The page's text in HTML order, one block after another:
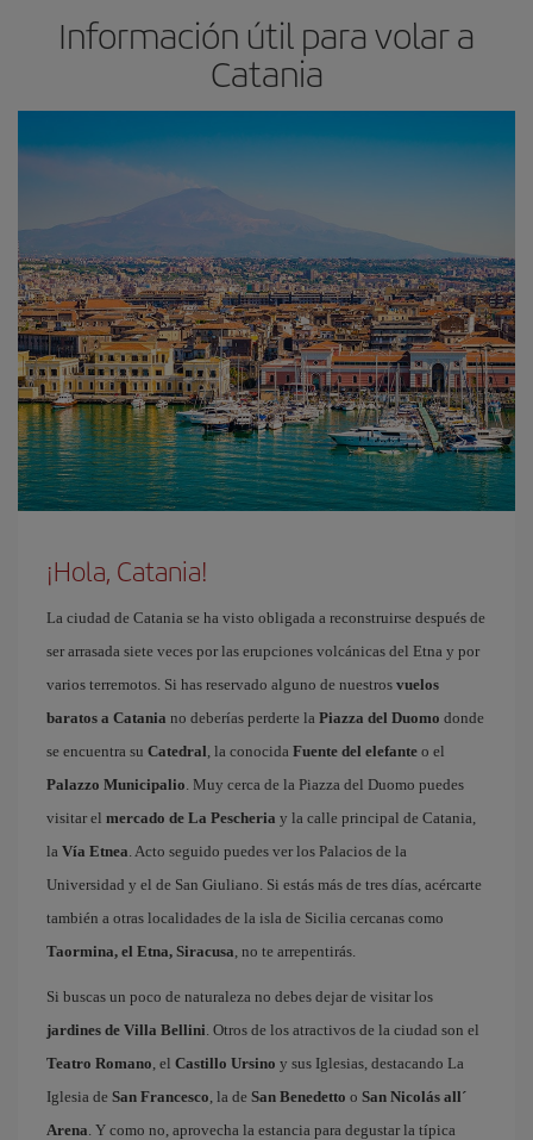
Información útil para volar a
Catania
¡Hola, Catania!
La ciudad de Catania se ha visto obligada a reconstruirse después de
ser arrasada siete veces por las erupciones volcánicas del Etna y por
varios terremotos. Si has reservado alguno de nuestros vuelos
baratos a Catania no deberías perderte la Piazza del Duomo donde
se encuentra su Catedral, la conocida Fuente del elefante o el
Palazzo Municipalio. Muy cerca de la Piazza del Duomo puedes
visitar el mercado de La Pescheria y la calle principal de Catania,
la Vía Etnea. Acto seguido puedes ver los Palacios de la
Universidad y el de San Giuliano. Si estás más de tres días, acércarte
también a otras localidades de la isla de Sicilia cercanas como
Taormina, el Etna, Siracusa, no te arrepentirás.
Si buscas un poco de naturaleza no debes dejar de visitar los
jardines de Villa Bellini. Otros de los atractivos de la ciudad son el
Teatro Romano, el Castillo Ursino y sus Iglesias, destacando La
Iglesia de San Francesco, la de San Benedetto o San Nicolás all´
Arena. Y como no, aprovecha la estancia para degustar la típica